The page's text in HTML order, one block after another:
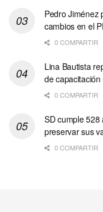
Pedro Jiménez
cambios en el
0 COMPARTIR
Lina Bautista
de capacitación
0 COMPARTIR
SD cumple 528
preservar sus
0 COMPARTIR